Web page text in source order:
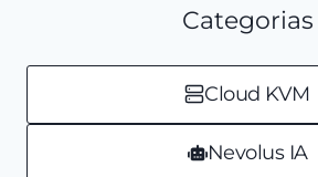
Categorias
Cloud KVM
Nevolus IA